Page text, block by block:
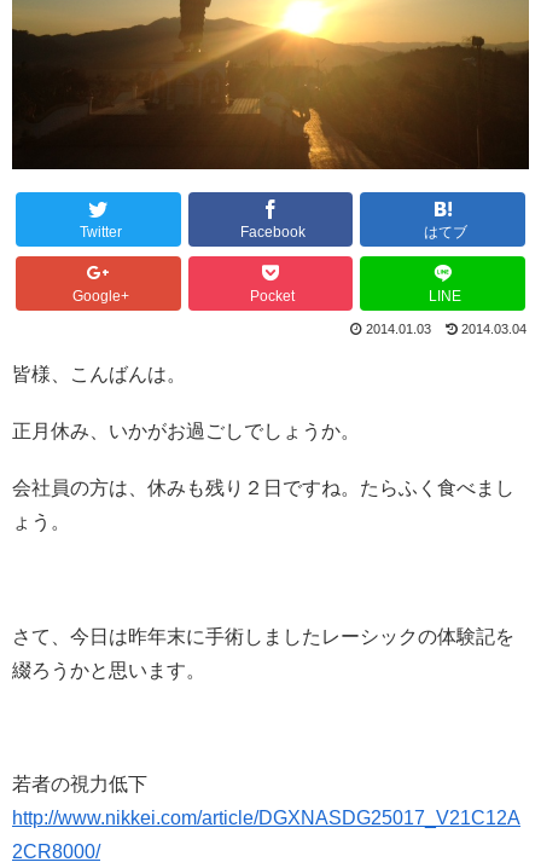
Twitter Facebook はてブ
Google+ Pocket LINE
2014.01.03 2014.03.04
皆様、こんばんは。
正月休み、いかがお過ごしでしょうか。
会社員の方は、休みも残り２日ですね。たらふく食べまし
ょう。
さて、今日は昨年末に手術しましたレーシックの体験記を
綴ろうかと思います。
若者の視力低下
http://www.nikkei.com/article/DGXNASDG25017_V21C12A
2CR8000/